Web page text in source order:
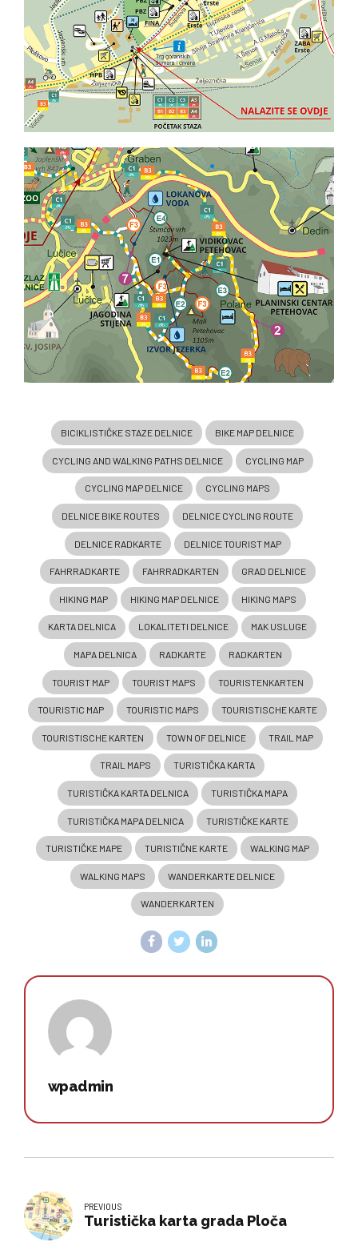
BICIKLISTIČKE STAZE DELNICE BIKE MAP DELNICE
CYCLING AND WALKING PATHS DELNICE CYCLING MAP
CYCLING MAP DELNICE CYCLING MAPS
DELNICE BIKE ROUTES DELNICE CYCLING ROUTE
DELNICE RADKARTE DELNICE TOURIST MAP
FAHRRADKARTE FAHRRADKARTEN GRAD DELNICE
HIKING MAP HIKING MAP DELNICE HIKING MAPS
KARTA DELNICA LOKALITETI DELNICE MAK USLUGE
MAPA DELNICA RADKARTE RADKARTEN
TOURIST MAP TOURIST MAPS TOURISTENKARTEN
TOURISTIC MAP TOURISTIC MAPS TOURISTISCHE KARTE
TOURISTISCHE KARTEN TOWN OF DELNICE TRAIL MAP
TRAIL MAPS TURISTIČKA KARTA
TURISTIČKA KARTA DELNICA TURISTIČKA MAPA
TURISTIČKA MAPA DELNICA TURISTIČKE KARTE
TURISTIČKE MAPE TURISTIČNE KARTE WALKING MAP
WALKING MAPS WANDERKARTE DELNICE
WANDERKARTEN
wpadmin
PREVIOUS
Turistička karta grada Ploča